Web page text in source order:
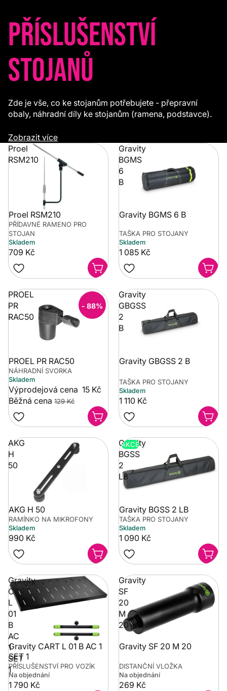
Příslušenství
stojanů
Zde je vše, co ke stojanům potřebujete - přepravní
obaly, náhradní díly ke stojanům (ramena, podstavce).
Zobrazit více
Proel
RSM210
Proel RSM210
PŘÍDAVNÉ RAMENO PRO
STOJAN
Skladem
709 Kč
Gravity
BGMS
6
B
Gravity BGMS 6 B
TAŠKA PRO STOJANY
Skladem
1 085 Kč
PROEL
PR
RAC50
- 88%
PROEL PR RAC50
NÁHRADNÍ SVORKA
Skladem
Výprodejová cena 15 Kč
Běžná cena 129 Kč
Gravity
GBGSS
2
B
Gravity GBGSS 2 B
TAŠKA PRO STOJANY
Skladem
1 110 Kč
AKG
H
50
AKG H 50
RAMÍNKO NA MIKROFONY
Skladem
990 Kč
Gravity
BGSS
2
LB
AKCE
Gravity BGSS 2 LB
TAŠKA PRO STOJANY
Skladem
1 090 Kč
Gravity
CART
L
01
B
AC
1
SET
1
Gravity CART L 01 B AC 1
SET 1
PŘÍSLUŠENSTVÍ PRO VOZÍK
Na objednání
1 790 Kč
Gravity
SF
20
M
20
Gravity SF 20 M 20
DISTANČNÍ VLOŽKA
Na objednání
269 Kč